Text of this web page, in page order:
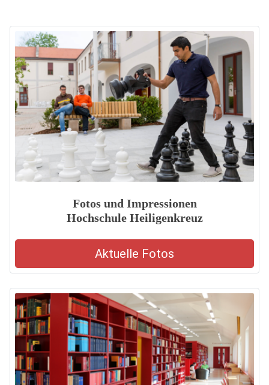
Fotos und Impressionen
Hochschule Heiligenkreuz
Aktuelle Fotos